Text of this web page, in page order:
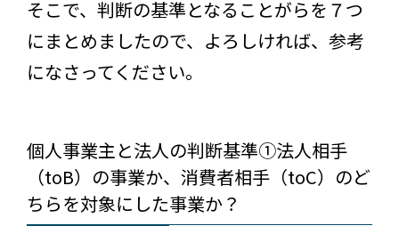
そこで、判断の基準となることがらを７つ
にまとめましたので、よろしければ、参考
になさってください。
個人事業主と法人の判断基準①法人相手
（toB）の事業か、消費者相手（toC）のど
ちらを対象にした事業か？